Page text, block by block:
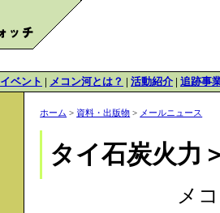
イベント | メコン河とは？ | 活動紹介 | 追跡事
ホーム > 資料・出版物 > メールニュース
タイ石炭火力
メ